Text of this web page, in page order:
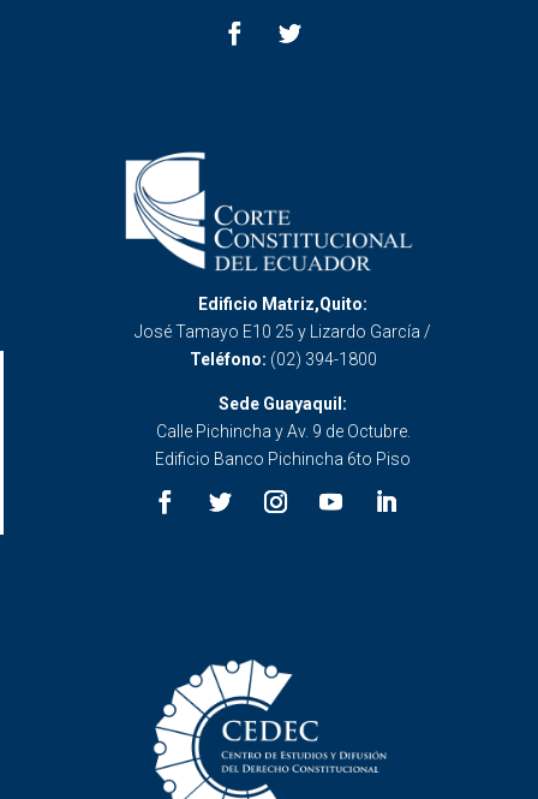
Edificio Matriz,Quito:
José Tamayo E10 25 y Lizardo García /
Teléfono: (02) 394-1800
Sede Guayaquil:
Calle Pichincha y Av. 9 de Octubre.
Edificio Banco Pichincha 6to Piso